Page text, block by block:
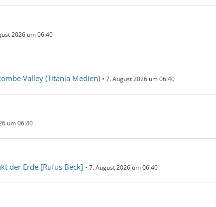
2026 um 06:40
Valley (Titania Medien) 7. August 2026 um 06:40
um 06:40
der Erde [Rufus Beck] 7. August 2026 um 06:40